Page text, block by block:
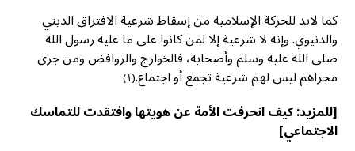
كما لابد للحركة الإسلامية من إسقاط شرعية الافتراق الديني
والدنيوي. وإنه لا شرعية إلا لمن كانوا على ما عليه رسول الله
صلى الله عليه وسلم وأصحابه، فالخوارج والروافض ومن جرى
مجراهم ليس لهم شرعية تجمع أو اجتماع.(١)
[للمزيد:كيف انحرفت الأمة عن هويتها وافتقدت للتماسك
الاجتماعي]